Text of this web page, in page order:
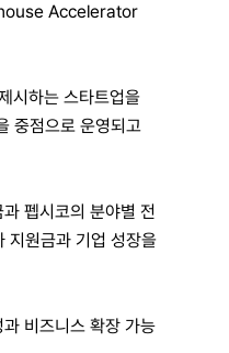
Accelerator
시하는 스타트업을
중점으로 운영되고
펩시코의 분야별 전
지원금과 기업 성장을
비즈니스 확장 가능